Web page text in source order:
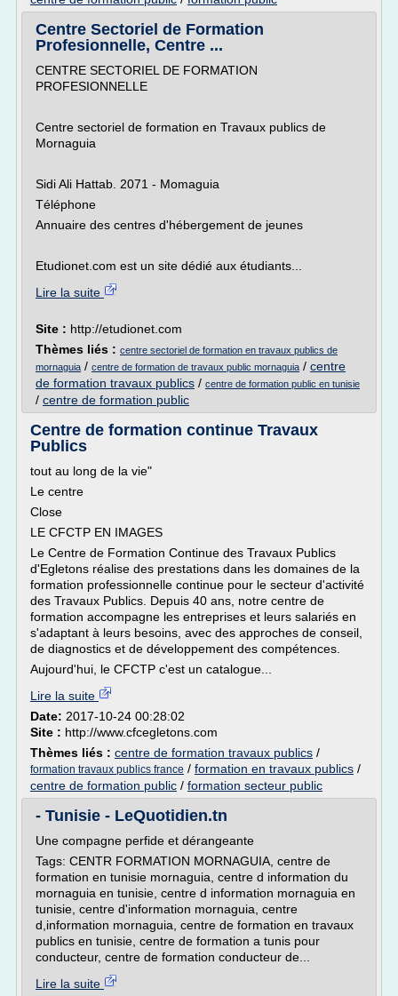
Centre Sectoriel de Formation
Profesionnelle, Centre ...
CENTRE SECTORIEL DE FORMATION
PROFESIONNELLE
Centre sectoriel de formation en Travaux publics de
Mornaguia
Sidi Ali Hattab. 2071 - Momaguia
Téléphone
Annuaire des centres d'hébergement de jeunes
Etudionet.com est un site dédié aux étudiants...
Lire la suite
Site : http://etudionet.com
Thèmes liés : centre sectoriel de formation en travaux publics de
mornaguia / centre de formation de travaux public mornaguia / centre
de formation travaux publics / centre de formation public en tunisie
/ centre de formation public
Centre de formation continue Travaux
Publics
tout au long de la vie"
Le centre
Close
LE CFCTP EN IMAGES
Le Centre de Formation Continue des Travaux Publics
d'Egletons réalise des prestations dans les domaines de la
formation professionnelle continue pour le secteur d'activité
des Travaux Publics. Depuis 40 ans, notre centre de
formation accompagne les entreprises et leurs salariés en
s'adaptant à leurs besoins, avec des approches de conseil,
de diagnostics et de développement des compétences.
Aujourd'hui, le CFCTP c'est un catalogue...
Lire la suite
Date: 2017-10-24 00:28:02
Site : http://www.cfcegletons.com
Thèmes liés : centre de formation travaux publics /
formation travaux publics france / formation en travaux publics /
centre de formation public / formation secteur public
- Tunisie - LeQuotidien.tn
Une compagne perfide et dérangeante
Tags: CENTR FORMATION MORNAGUIA, centre de
formation en tunisie mornaguia, centre d information du
mornaguia en tunisie, centre d information mornaguia en
tunisie, centre d'information mornaguia, centre
d,information mornaguia, centre de formation en travaux
publics en tunisie, centre de formation a tunis pour
conducteur, centre de formation conducteur de...
Lire la suite